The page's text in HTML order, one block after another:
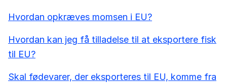
Hvordan opkræves momsen i EU?
Hvordan kan jeg få tilladelse til at eksportere fisk
til EU?
Skal fødevarer, der eksporteres til EU, komme fra